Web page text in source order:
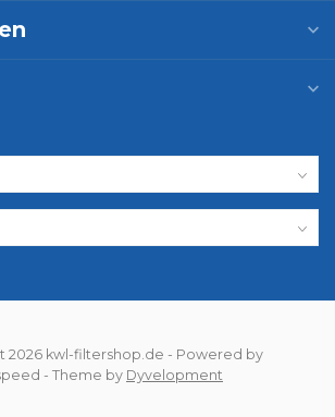
2026 kwl-filtershop.de - Powered by
- Theme by Dyvelopment